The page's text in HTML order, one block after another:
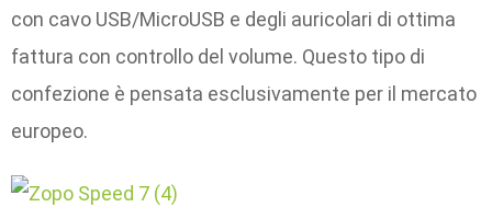
con cavo USB/MicroUSB e degli auricolari di ottima
fattura con controllo del volume. Questo tipo di
confezione è pensata esclusivamente per il mercato
europeo.